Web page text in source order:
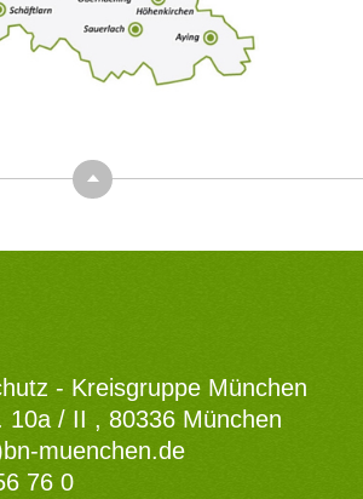
Top
- Kreisgruppe München
10a / II , 80336 München
muenchen.de
76 0